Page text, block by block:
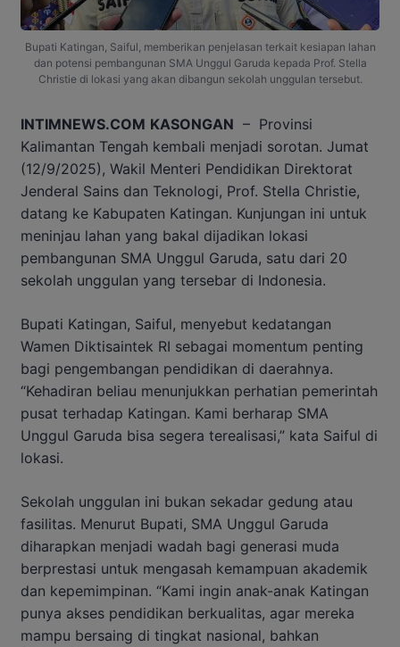
Bupati Katingan, Saiful, memberikan penjelasan terkait kesiapan lahan
dan potensi pembangunan SMA Unggul Garuda kepada Prof. Stella
Christie di lokasi yang akan dibangun sekolah unggulan tersebut.
INTIMNEWS.COM KASONGAN – Provinsi
Kalimantan Tengah kembali menjadi sorotan. Jumat
(12/9/2025), Wakil Menteri Pendidikan Direktorat
Jenderal Sains dan Teknologi, Prof. Stella Christie,
datang ke Kabupaten Katingan. Kunjungan ini untuk
meninjau lahan yang bakal dijadikan lokasi
pembangunan SMA Unggul Garuda, satu dari 20
sekolah unggulan yang tersebar di Indonesia.
Bupati Katingan, Saiful, menyebut kedatangan
Wamen Diktisaintek RI sebagai momentum penting
bagi pengembangan pendidikan di daerahnya.
“Kehadiran beliau menunjukkan perhatian pemerintah
pusat terhadap Katingan. Kami berharap SMA
Unggul Garuda bisa segera terealisasi,” kata Saiful di
lokasi.
Sekolah unggulan ini bukan sekadar gedung atau
fasilitas. Menurut Bupati, SMA Unggul Garuda
diharapkan menjadi wadah bagi generasi muda
berprestasi untuk mengasah kemampuan akademik
dan kepemimpinan. “Kami ingin anak-anak Katingan
punya akses pendidikan berkualitas, agar mereka
mampu bersaing di tingkat nasional, bahkan